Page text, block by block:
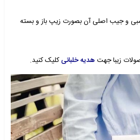
و جیب اصلی آن بصورت زیپ باز و بسته
زیبا جهت هدیه خلبانیکلیک کنید.